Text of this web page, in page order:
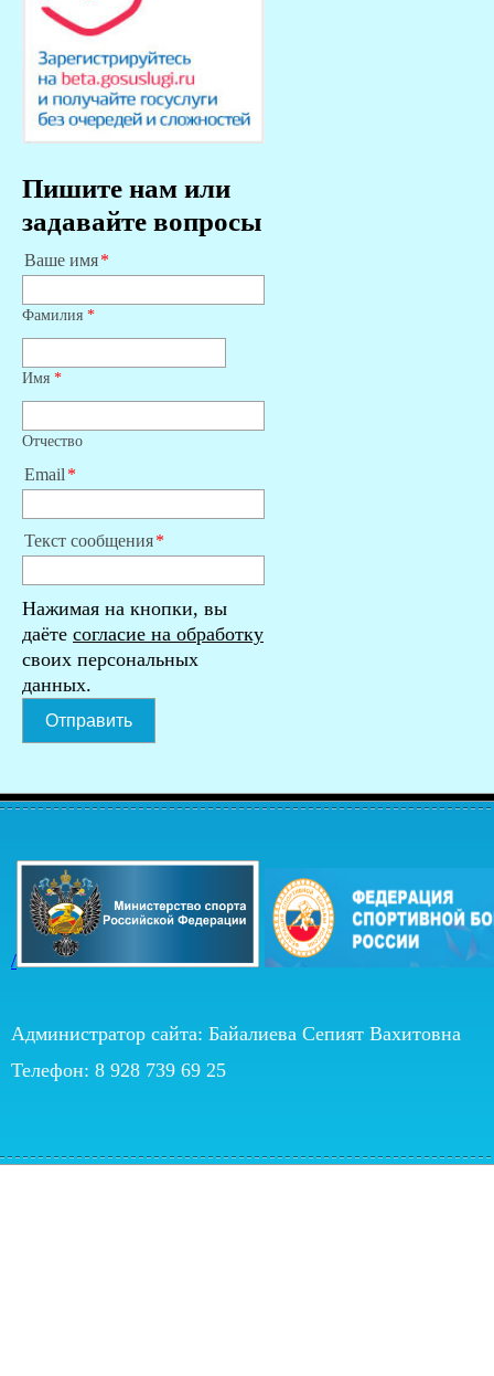
Пишите нам или
задавайте вопросы
Ваше имя
Фамилия *
Имя *
Отчество
Email
Текст сообщения
Нажимая на кнопки, вы
даёте согласие на обработку
своих персональных
данных.
Отправить
/
Администратор сайта: Байалиева Сепият Вахитовна
Телефон: 8 928 739 69 25